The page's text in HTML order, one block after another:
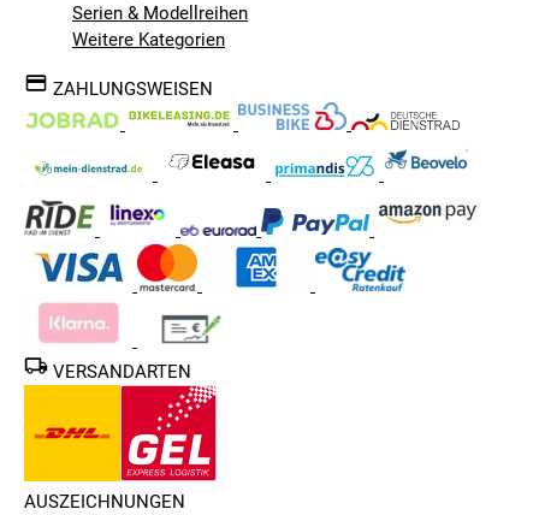
Serien & Modellreihen
Weitere Kategorien
ZAHLUNGSWEISEN
VERSANDARTEN
AUSZEICHNUNGEN